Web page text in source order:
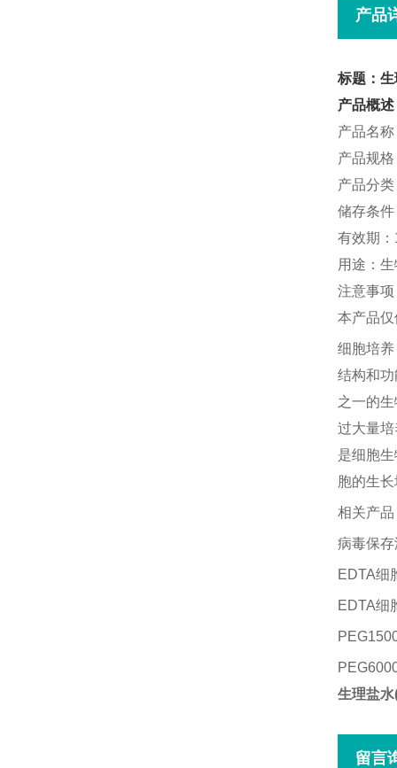
产品
标题：
产品概述
产品名称
产品规
产品分
储存条
有效期
用途：
注意事
本产品
细胞培
结构和
之一的
过大量
是细胞
胞的生
相关产品
病毒保存
EDTA细
EDTA细
生理盐
留言